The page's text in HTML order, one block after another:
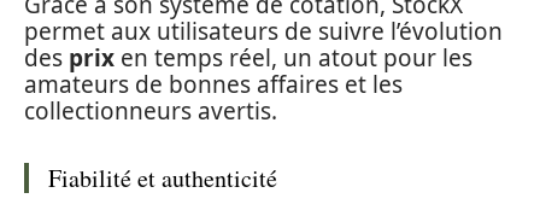
permet aux utilisateurs de suivre l’évolution
des prix en temps réel, un atout pour les
amateurs de bonnes affaires et les
collectionneurs avertis.
Fiabilité et authenticité